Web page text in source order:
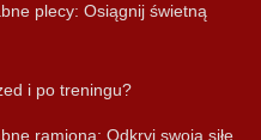
plecy: Osiągnij świetną
i po treningu?
ramiona: Odkryj swoją siłę